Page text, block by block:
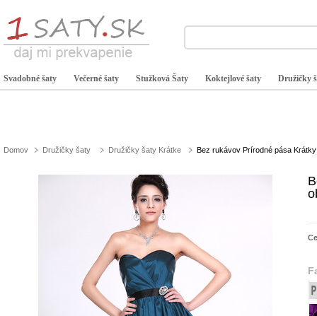
Svadobné šaty Večerné šaty Stužková Šaty Koktejlové šaty Družičky
Domov Družičky šaty Družičky šaty Krátke Bez rukávov Prírodné pása